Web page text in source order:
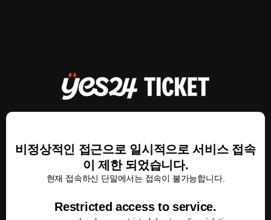
비정상적인 접근으로 일시적으로 서비스 접속
이 제한 되었습니다.
현재 접속하신 단말에서는 접속이 불가능합니다.
Restricted access to service.